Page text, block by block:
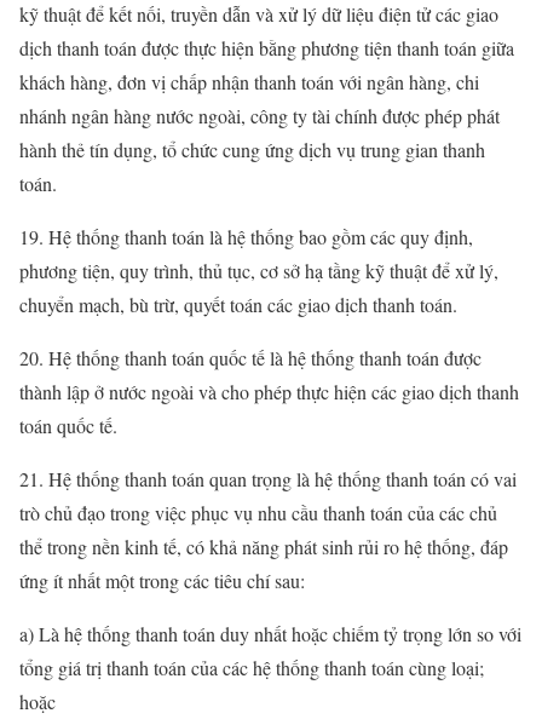
kỹ thuật để kết nối, truyền dẫn và xử lý dữ liệu điện tử các giao
dịch thanh toán được thực hiện bằng phương tiện thanh toán giữa
khách hàng, đơn vị chấp nhận thanh toán với ngân hàng, chi
nhánh ngân hàng nước ngoài, công ty tài chính được phép phát
hành thẻ tín dụng, tổ chức cung ứng dịch vụ trung gian thanh
toán.
19. Hệ thống thanh toán là hệ thống bao gồm các quy định,
phương tiện, quy trình, thủ tục, cơ sở hạ tầng kỹ thuật để xử lý,
chuyển mạch, bù trừ, quyết toán các giao dịch thanh toán.
20. Hệ thống thanh toán quốc tế là hệ thống thanh toán được
thành lập ở nước ngoài và cho phép thực hiện các giao dịch thanh
toán quốc tế.
21. Hệ thống thanh toán quan trọng là hệ thống thanh toán có vai
trò chủ đạo trong việc phục vụ nhu cầu thanh toán của các chủ
thể trong nền kinh tế, có khả năng phát sinh rủi ro hệ thống, đáp
ứng ít nhất một trong các tiêu chí sau:
a) Là hệ thống thanh toán duy nhất hoặc chiếm tỷ trọng lớn so với
tổng giá trị thanh toán của các hệ thống thanh toán cùng loại;
hoặc